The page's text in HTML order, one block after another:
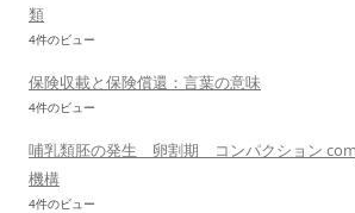
類
4件のビュー
保険収載と保険償還：言葉の意味
4件のビュー
哺乳類胚の発生 卵割期 コンパクション
機構
4件のビュー